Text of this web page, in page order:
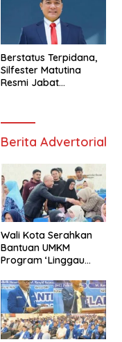
Berstatus Terpidana,
Silfester Matutina
Resmi Jabat
Berita Advertorial
Wali Kota Serahkan
Bantuan UMKM
Program ‘Linggau